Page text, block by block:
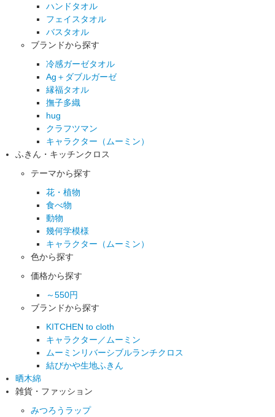
ハンドタオル
フェイスタオル
バスタオル
ブランドから探す
冷感ガーゼタオル
Ag＋ダブルガーゼ
縁福タオル
撫子多織
hug
クラフツマン
キャラクター（ムーミン）
ふきん・キッチンクロス
テーマから探す
花・植物
食べ物
動物
幾何学模様
キャラクター（ムーミン）
色から探す
価格から探す
～550円
ブランドから探す
KITCHEN to cloth
キャラクター／ムーミン
ムーミンリバーシブルランチクロス
結びかや生地ふきん
晒木綿
雑貨・ファッション
みつろうラップ